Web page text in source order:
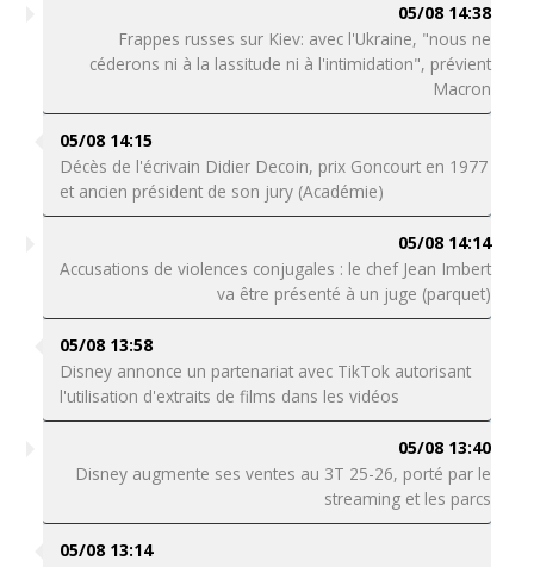
05/08 14:38
Frappes russes sur Kiev: avec l'Ukraine, "nous ne
céderons ni à la lassitude ni à l'intimidation", prévient
Macron
05/08 14:15
Décès de l'écrivain Didier Decoin, prix Goncourt en 1977
et ancien président de son jury (Académie)
05/08 14:14
Accusations de violences conjugales : le chef Jean Imbert
va être présenté à un juge (parquet)
05/08 13:58
Disney annonce un partenariat avec TikTok autorisant
l'utilisation d'extraits de films dans les vidéos
05/08 13:40
Disney augmente ses ventes au 3T 25-26, porté par le
streaming et les parcs
05/08 13:14